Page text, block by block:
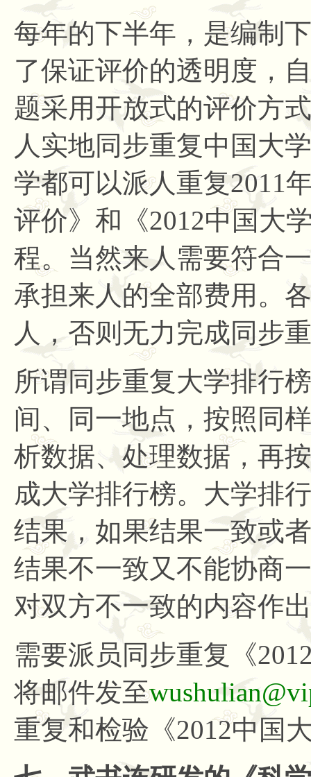
每年的下半年，是编制
了保证评价的透明度，自
题采用开放式的评价方
人实地同步重复中国大
学都可以派人重复2011
评价》和《2012中国大
程。当然来人需要符合
承担来人的全部费用。
人，否则无力完成同步
所谓同步重复大学排行
间、同一地点，按照同
析数据、处理数据，再
成大学排行榜。大学排
结果，如果结果一致或
结果不一致又不能协商
对双方不一致的内容作
需要派员同步重复《
将邮件发至
重复和检验《2012中国